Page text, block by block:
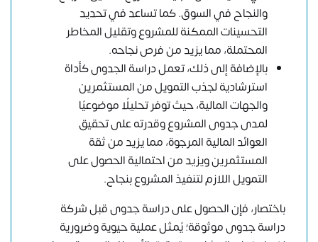
والنجاح في السوق. كما تساعد في تحديد
التحسينات الممكنة للمشروع وتقليل المخاطر
المحتملة، مما يزيد من فرص نجاحه.
بالإضافة إلى ذلك، تعمل دراسة الجدوى كأداة
استرشادية لجذب التمويل من المستثمرين
والجهات المالية، حيث توفر تحليلًا موضوعيًا
لمدى جدوى المشروع وقدرته على تحقيق
العوائد المالية المرجوة، مما يزيد من ثقة
المستثمرين ويزيد من احتمالية الحصول على
التمويل اللازم لتنفيذ المشروع بنجاح.
باختصار، فإن الحصول على دراسة جدوى قبل شركة
دراسة جدوى موثوقة؛ يًمثل عملية حيوية وضرورية